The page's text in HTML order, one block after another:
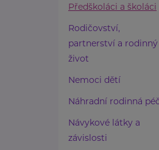
Předškoláci a školáci
Rodičovství,
partnerství a rodinný
život
Nemoci dětí
Náhradní rodinná
Návykové látky a
závislosti